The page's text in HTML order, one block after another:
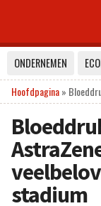
ONDERNEMEN
Hoofdpagina»
stadium